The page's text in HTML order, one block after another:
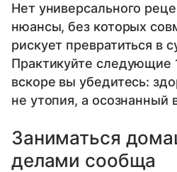
Нет универсального
нюансы, без которых
рискует превратиться в
Практикуйте следующие
вскоре вы убедитесь:
не утопия, а осознанный
Заниматься
делами сообща